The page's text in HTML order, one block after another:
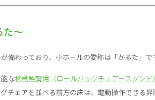
た～
わっており、小ホールの愛称は「かるた」で
な移動観覧席（ロールバックチェアースタンド）
チェアを並べる前方の床は、電動操作できる